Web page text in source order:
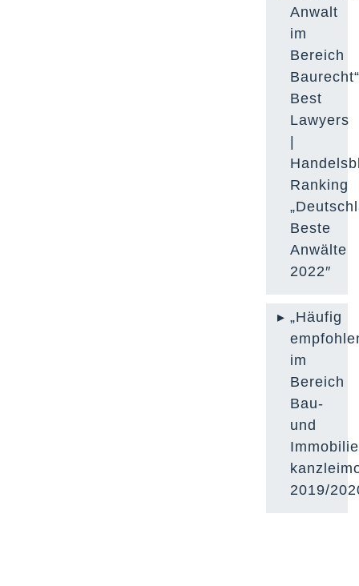
Anwalt
im
Bereich
Best
Lawyers
Ranking
Beste
Anwälte
2022″
„Häufig
im
Bereich
Bau-
und
2019/